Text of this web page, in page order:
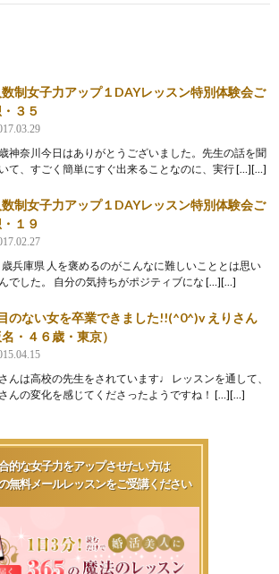
制女子力アップ１DAYレッスン特別体験会ご
３５
神奈川今日はありがとうございました。先生の話を聞
て、すごく簡単にすぐ出来ることなのに、実行 […][…]
制女子力アップ１DAYレッスン特別体験会ご
１９
歳兵庫県 人を褒めるのがこんなに難しいこととは思い
でした。 自分の気持ちがポジティブにな […][…]
のない女を卒業できました!!(^0^)v えりさん
名・４６歳・東京）
んは高校の先生をされています♩ レッスンを通して、
んの変化を感じてくださったようですね！ […][…]
的な女子力をアップさせたい方は
無料メールレッスンをご受講ください